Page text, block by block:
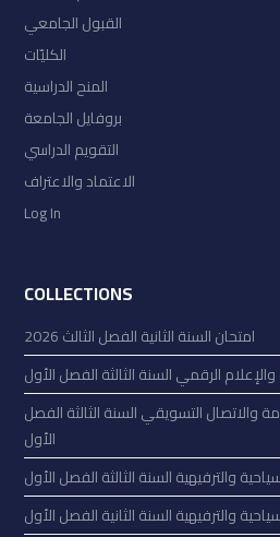
القبول الجامعي
الكليّات
المنح الدراسية
بروفايل الجامعة
التقويم الدراسي
الاعتماد والاعتراف
Log In
COLLECTIONS
امتحان السنة الثانية الفصل الثالث 2026
الرقمي السنة الثالثة الفصل الأول
والاتصال التسويقي السنة الثالثة الفصل
الأول
والترفيهية السنة الثالثة الفصل الأول
والترفيهية السنة الثانية الفصل الأول